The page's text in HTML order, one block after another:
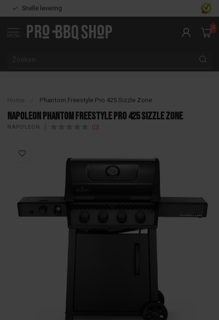
Snelle levering
MENU
0
Home Phantom Freestyle Pro 425 Sizzle Zone
Napoleon Phantom Freestyle Pro 425 Sizzle Zone
NAPOLEON (0)